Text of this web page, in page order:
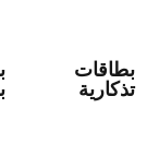
بطاقات
تذكارية